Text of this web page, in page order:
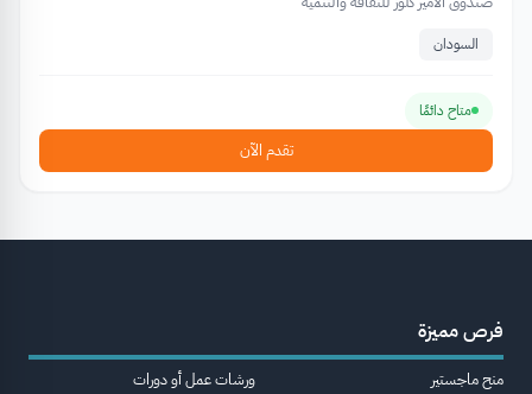
السودان
متاح دائمًا
تقدم الآن
فرص مميزة
منح ماجستير
ورشات عمل أو دورات